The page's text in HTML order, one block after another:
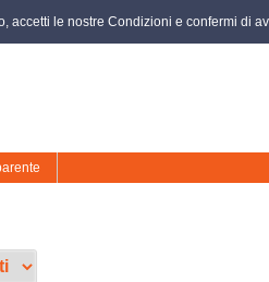
le nostre Condizioni e confermi di